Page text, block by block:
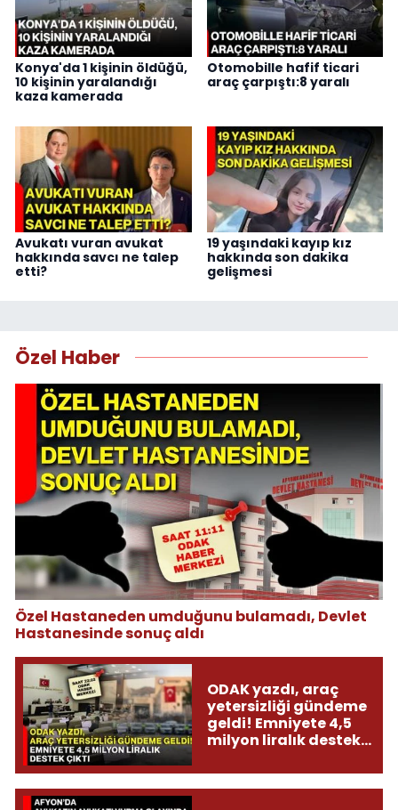
Konya'da 1 kişinin öldüğü,
10 kişinin yaralandığı
kaza kamerada
Otomobille hafif ticari
araç çarpıştı:8 yaralı
Avukatı vuran avukat
hakkında savcı ne talep
etti?
19 yaşındaki kayıp kız
hakkında son dakika
gelişmesi
Özel Haber
Özel Hastaneden umduğunu bulamadı, Devlet
Hastanesinde sonuç aldı
ODAK yazdı, araç
yetersizliği gündeme
geldi! Emniyete 4,5
milyon liralık destek